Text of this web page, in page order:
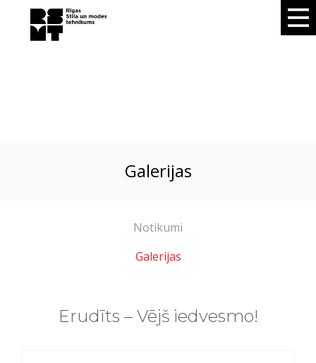
galerijas
Notikumi
Galerijas
Erudīts – Vējš iedvesmo!